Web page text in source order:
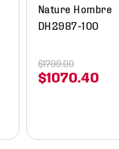
Nature Hombre
DH2987-100
$1070. 40
$1799.00